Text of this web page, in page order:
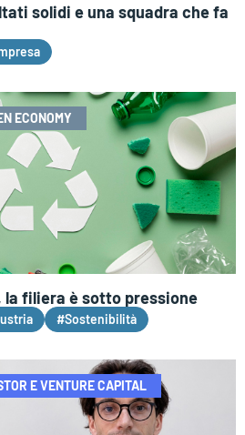
solidi e una squadra che fa
ECONOMY
la filiera è sotto pressione
#Sostenibilità
E VENTURE CAPITAL